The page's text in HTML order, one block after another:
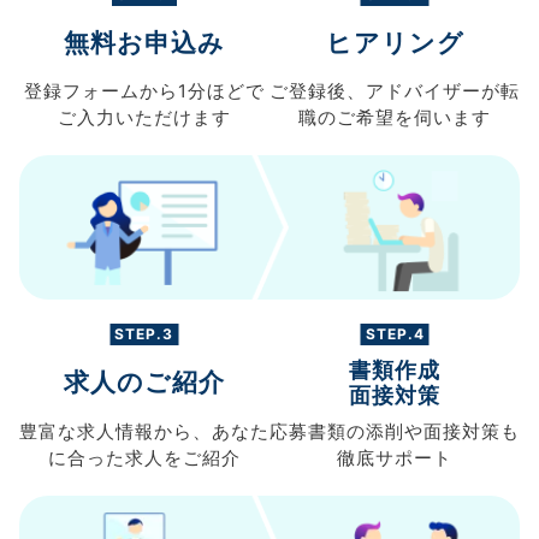
無料お申込み
登録フォームから 1分ほどで
ご入力 いただけます
ヒアリング
ご登録後、 アドバイザーが転
職のご希望を伺います
STEP.3
求人のご紹介
豊富な求人情報から、 あなた
に合った求人を ご紹介
STEP.4
書類作成
面接対策
応募書類の添削や面接対策も
徹底サポート